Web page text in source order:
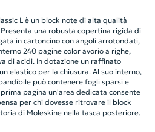
L è un block note di alta qualità
una robusta copertina rigida di
in cartoncino con angoli arrotondati,
240 pagine color avorio a righe,
di acidi. In dotazione un raffinato
elastico per la chiusura. Al suo interno,
può contenere fogli sparsi e
pagina un'area dedicata consente
per chi dovesse ritrovare il block
di Moleskine nella tasca posteriore.